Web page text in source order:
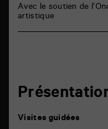
Visites guidées
Avec le soutien de
artistique